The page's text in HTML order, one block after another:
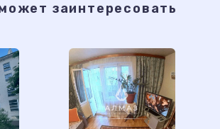
заинтересовать